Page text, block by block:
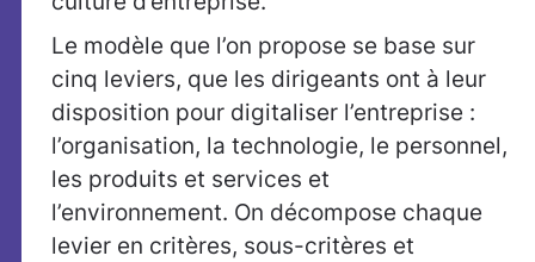
Le modèle que l’on propose se base sur
cinq leviers, que les dirigeants ont à leur
disposition pour digitaliser l’entreprise :
l’organisation, la technologie, le personnel,
les produits et services et
l’environnement. On décompose chaque
levier en critères, sous-critères et